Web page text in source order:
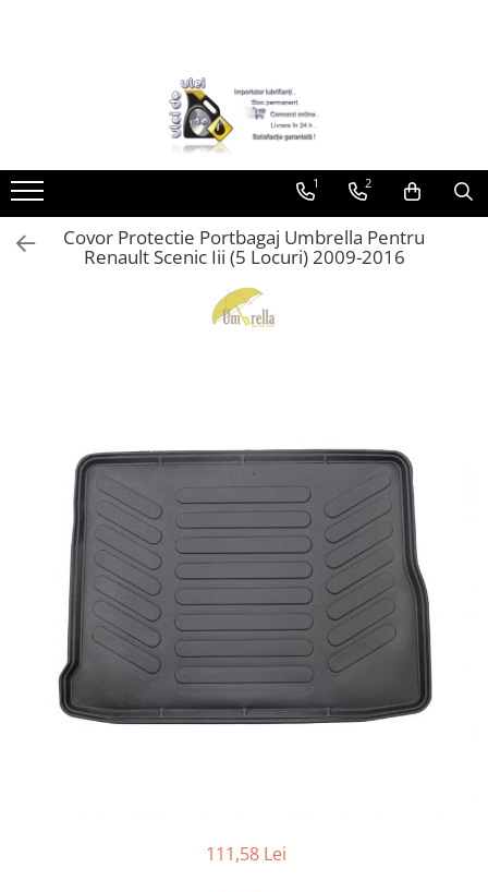
► Detailing si cosmetica
Curatare tapiterie auto
Curatare si intretinere piele
Plastice interioare
Perii si pensule
Jante si anvelope
Accesorii spalare si uscare
Intretinere motor
Curatare generala
Restaurare faruri
Spalare si detailing rapid
Decontaminare vopsea
Intretinere vopsea
Dressing exterior
1 2
Covor Protectie Portbagaj Umbrella Pentru
Renault Scenic Iii (5 Locuri) 2009-2016
111,58 Lei